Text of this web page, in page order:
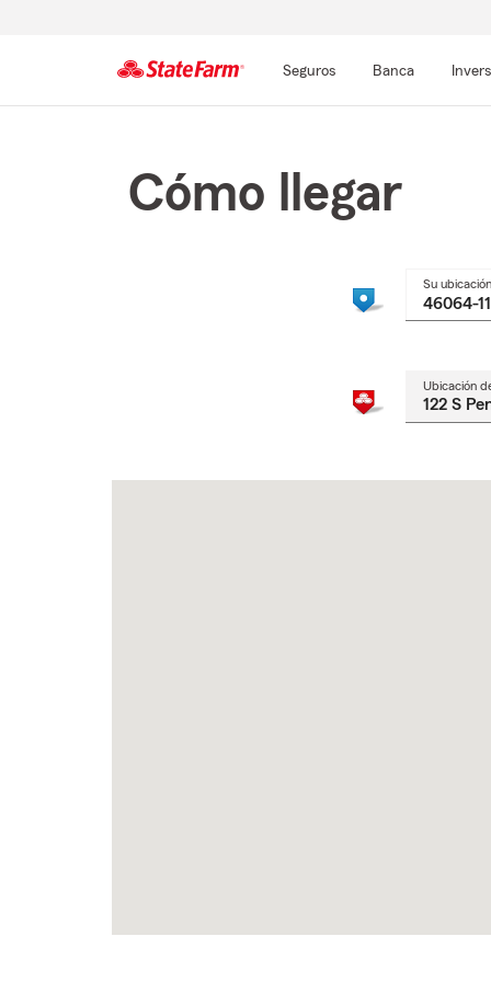
Seguros Banca
Cómo llegar
Su ubicación
Ubicación